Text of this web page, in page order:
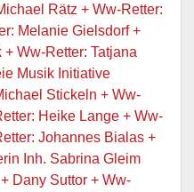
Rätz + Ww-Retter:
Melanie Gielsdorf +
Ww-Retter: Tatjana
Musik Initiative
Stickeln + Ww-
Heike Lange + Ww-
Johannes Bialas +
Inh. Sabrina Gleim
Dany Suttor + Ww-